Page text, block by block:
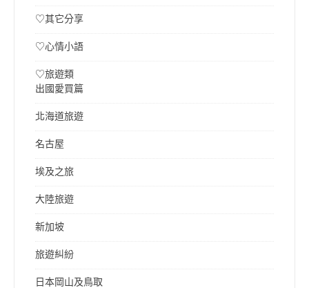
♡其它分享
♡心情小語
♡旅遊類
出國愛買篇
北海道旅遊
名古屋
埃及之旅
大陸旅遊
新加坡
旅遊糾紛
日本岡山及鳥取